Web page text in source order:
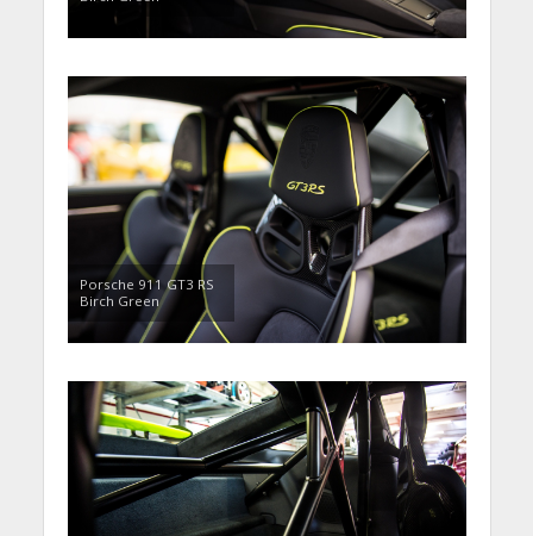
Porsche 911 GT3 RS
Birch Green